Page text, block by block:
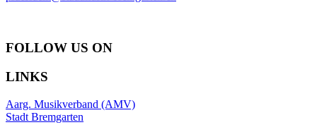
FOLLOW US ON
LINKS
Aarg. Musikverband (AMV)
Stadt Bremgarten